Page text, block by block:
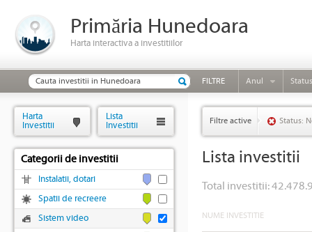
Primăria Hunedoara
Harta interactiva a investitiilor
FILTRE Anul Status
Filtre active Status:
Lista investitii
Total investitii:
NUME INVESTITIE
Harta
Investitii
Lista
Investitii
Categorii de investitii
Instalatii, dotari
Spatii de recreere
Sistem video